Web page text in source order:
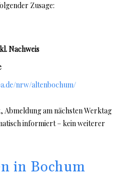
Zusage:
Nachweis
nrw/altenbochum/
am nächsten Werktag
informiert – kein weiterer
in Bochum